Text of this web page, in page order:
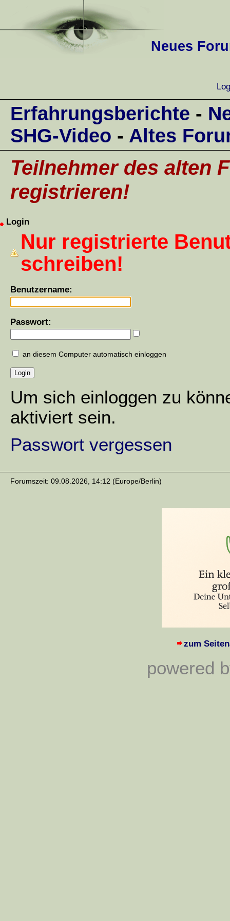
Neues
Erfahrungsberichte -
SHG-Video - Altes
Teilnehmer des alten
registrieren!
Login
Nur registrierte
schreiben!
Benutzername:
Passwort:
an diesem Computer automatisch einloggen
Um sich einloggen zu
aktiviert sein.
Passwort vergessen
Forumszeit: 09.08.2026, 14:12 (Europe/Berlin)
zum
powered